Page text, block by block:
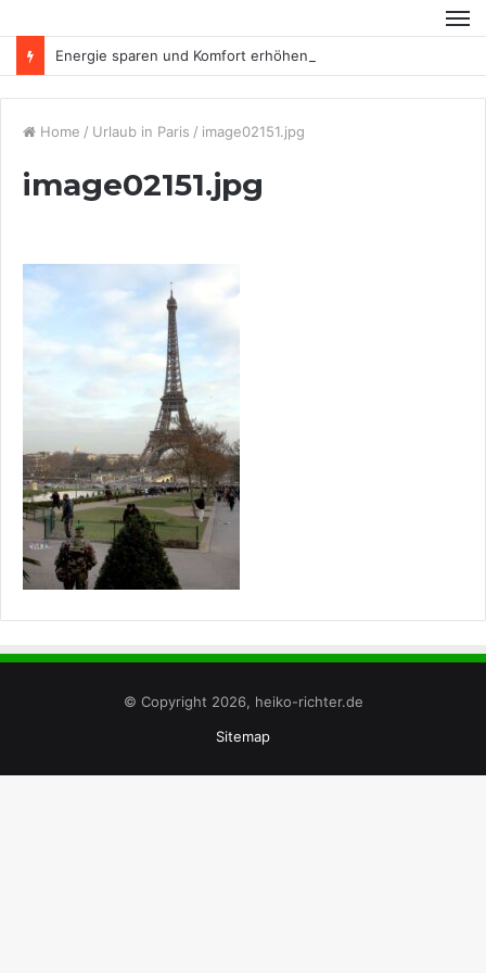
Energie sparen und Komfort erhöhen
Home / Urlaub in Paris / image02151.jpg
image02151.jpg
© Copyright 2026, heiko-richter.de
Sitemap